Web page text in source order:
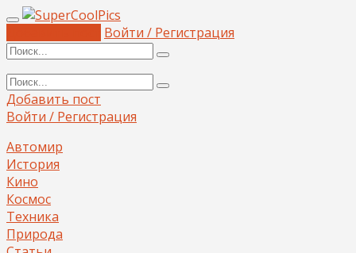
Войти / Регистрация
Добавить пост
Войти / Регистрация
Автомир
История
Кино
Космос
Техника
Природа